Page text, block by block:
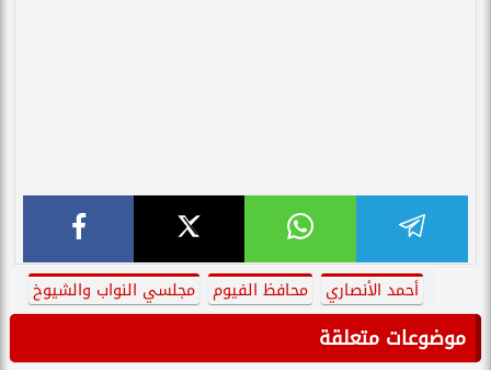
أحمد الأنصاري محافظ الفيوم مجلسي النواب والشيوخ
موضوعات متعلقة